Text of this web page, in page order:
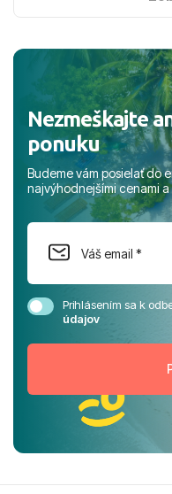
Nezmeškajte
ponuku
Budeme vám posielať do
najvýhodnejšími cenami
Prihlásením sa k
údajov